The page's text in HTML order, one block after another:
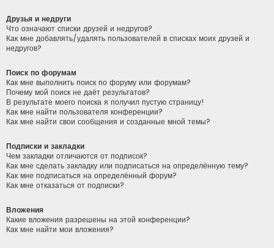
Друзья и недруги
Что означают списки друзей и недругов?
Как мне добавлять/удалять пользователей в списках моих друзей и
недругов?
Поиск по форумам
Как мне выполнить поиск по форуму или форумам?
Почему мой поиск не даёт результатов?
В результате моего поиска я получил пустую страницу!
Как мне найти пользователя конференции?
Как мне найти свои сообщения и созданные мной темы?
Подписки и закладки
Чем закладки отличаются от подписок?
Как мне сделать закладку или подписаться на определённую тему?
Как мне подписаться на определённый форум?
Как мне отказаться от подписки?
Вложения
Какие вложения разрешены на этой конференции?
Как мне найти мои вложения?